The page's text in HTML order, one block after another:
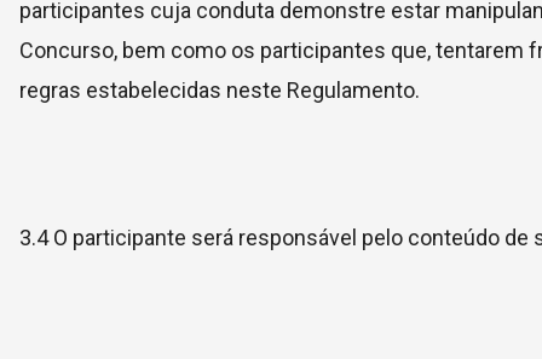
participantes cuja conduta demonstre estar
Concurso, bem como os participantes que, tentarem
regras estabelecidas neste Regulamento.
3.4 O participante será responsável pelo conteúdo de